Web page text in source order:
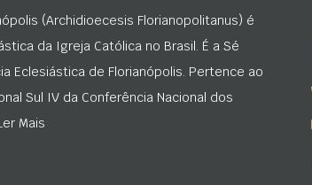
(Archidioecesis Florianopolitanus) é
da Igreja Católica no Brasil. É a Sé
Eclesiástica de Florianópolis. Pertence ao
Sul IV da Conferência Nacional dos
Mais